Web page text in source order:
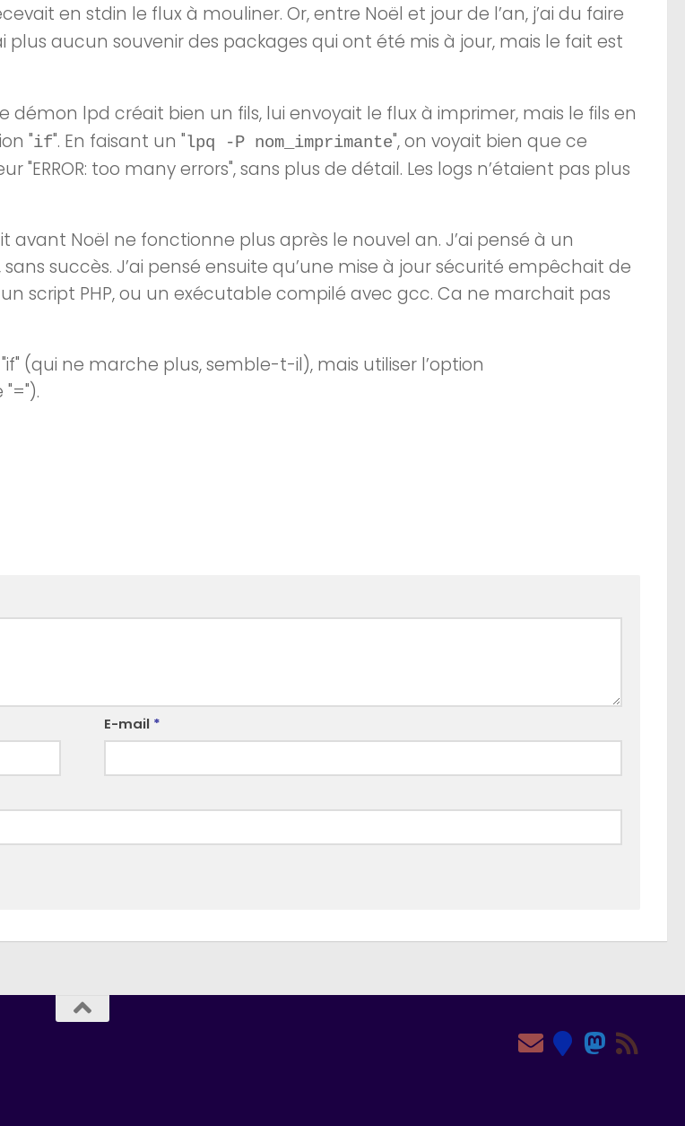
en stdin le flux à mouliner. Or, entre Noël et jour de l’an, j’ai du faire
plus aucun souvenir des packages qui ont été mis à jour, mais le fait est
démon lpd créait bien un fils, lui envoyait le flux à imprimer, mais le fils en
"if". En faisant un "lpq -P nom_imprimante", on voyait bien que ce
"ERROR: too many errors", sans plus de détail. Les logs n’étaient pas plus
Noël ne fonctionne plus après le nouvel an. J’ai pensé à un
succès. J’ai pensé ensuite qu’une mise à jour sécurité empêchait de
script PHP, ou un exécutable compilé avec gcc. Ca ne marchait pas
(qui ne marche plus, semble-t-il), mais utiliser l’option
E-mail *